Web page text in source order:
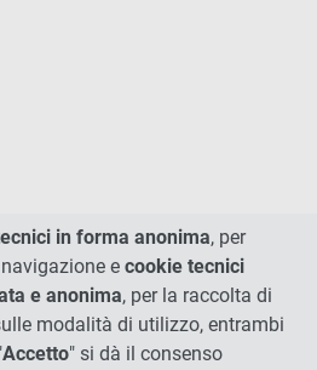
in forma anonima, per
e cookie tecnici
e anonima, per la raccolta di
modalità di utilizzo, entrambi
Accetto" si dà il consenso